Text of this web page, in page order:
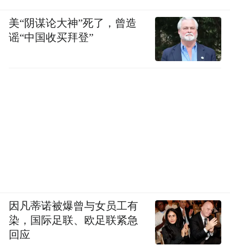
美“阴谋论大神”死了，曾造
谣“中国收买拜登”
因凡蒂诺被爆曾与女员工有
染，国际足联、欧足联紧急
回应